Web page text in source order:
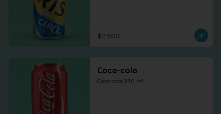
$2.500
Coca-cola
Coca cola 350 ml